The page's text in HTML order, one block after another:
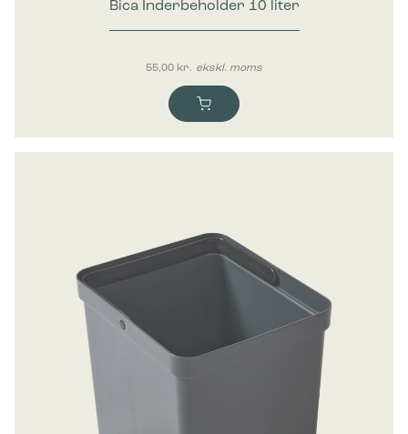
Bica Inderbeholder 10 liter
55,00kr. ekskl. moms